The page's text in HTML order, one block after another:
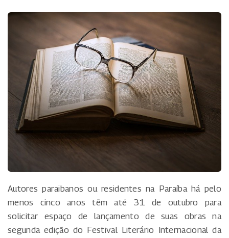
Autores paraibanos ou residentes na Paraíba há pelo
menos cinco anos têm até 31 de outubro para
solicitar espaço de lançamento de suas obras na
segunda edição do Festival Literário Internacional da